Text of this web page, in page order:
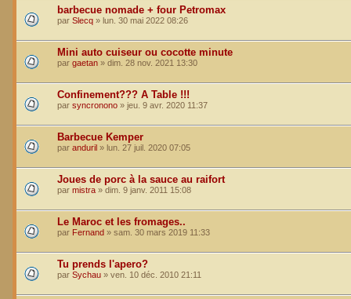
barbecue nomade + four Petromax
par Slecq » lun. 30 mai 2022 08:26
Mini auto cuiseur ou cocotte minute
par gaetan » dim. 28 nov. 2021 13:30
Confinement??? A Table !!!
par syncronono » jeu. 9 avr. 2020 11:37
Barbecue Kemper
par anduril » lun. 27 juil. 2020 07:05
Joues de porc à la sauce au raifort
par mistra » dim. 9 janv. 2011 15:08
Le Maroc et les fromages..
par Fernand » sam. 30 mars 2019 11:33
Tu prends l'apero?
par Sychau » ven. 10 déc. 2010 21:11